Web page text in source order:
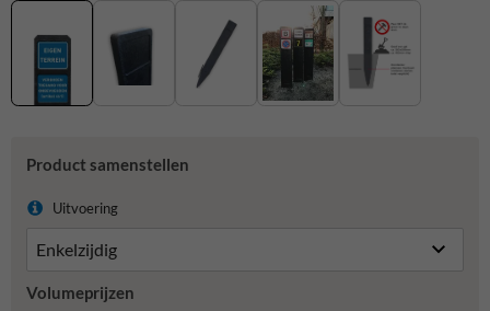
Product samenstellen
Uitvoering
Volumeprijzen